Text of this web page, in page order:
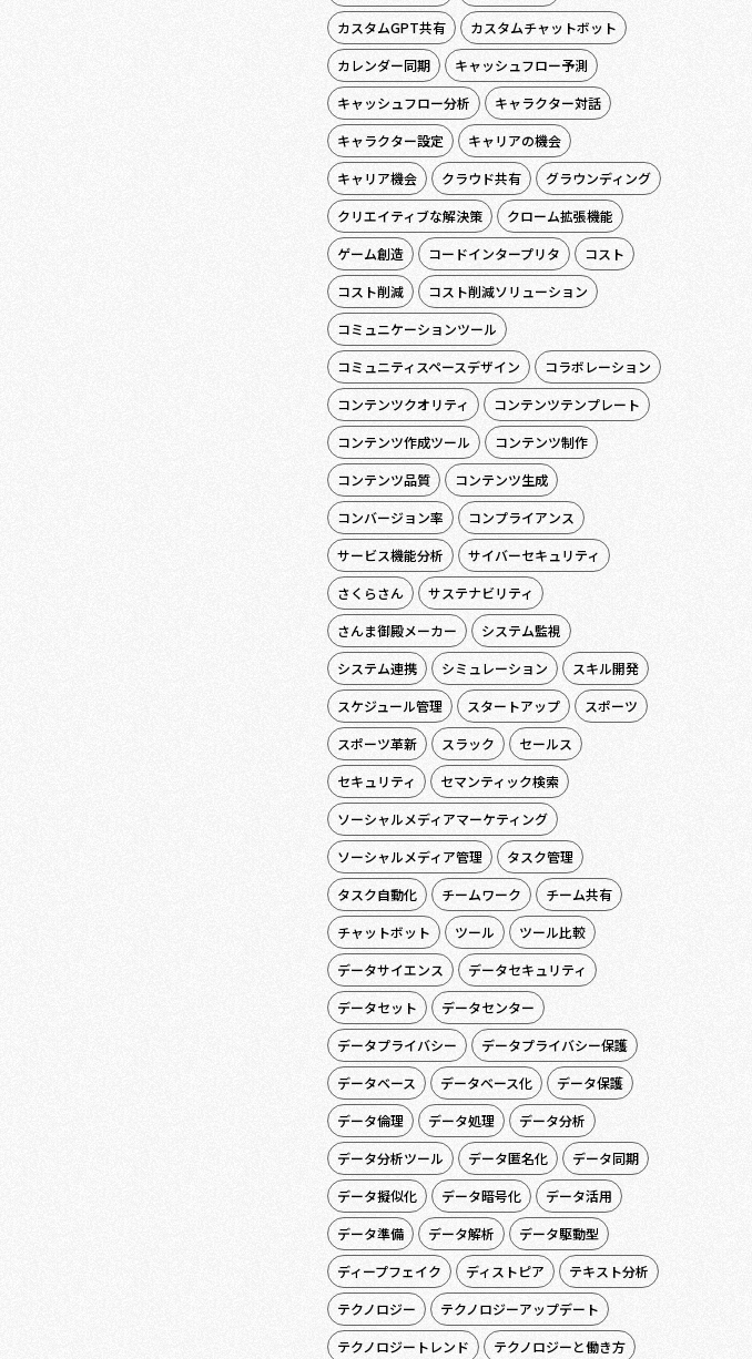
カスタムGPT共有
カスタムチャットボット
カレンダー同期
キャッシュフロー予測
キャッシュフロー分析
キャラクター対話
キャラクター設定
キャリアの機会
キャリア機会
クラウド共有
グラウンディング
クリエイティブな解決策
クローム拡張機能
ゲーム創造
コードインタープリタ
コスト
コスト削減
コスト削減ソリューション
コミュニケーションツール
コミュニティスペースデザイン
コラボレーション
コンテンツクオリティ
コンテンツテンプレート
コンテンツ作成ツール
コンテンツ制作
コンテンツ品質
コンテンツ生成
コンバージョン率
コンプライアンス
サービス機能分析
サイバーセキュリティ
さくらさん
サステナビリティ
さんま御殿メーカー
システム監視
システム連携
シミュレーション
スキル開発
スケジュール管理
スタートアップ
スポーツ
スポーツ革新
スラック
セールス
セキュリティ
セマンティック検索
ソーシャルメディアマーケティング
ソーシャルメディア管理
タスク管理
タスク自動化
チームワーク
チーム共有
チャットボット
ツール
ツール比較
データサイエンス
データセキュリティ
データセット
データセンター
データプライバシー
データプライバシー保護
データベース
データベース化
データ保護
データ倫理
データ処理
データ分析
データ分析ツール
データ匿名化
データ同期
データ擬似化
データ暗号化
データ活用
データ準備
データ解析
データ駆動型
ディープフェイク
ディストピア
テキスト分析
テクノロジー
テクノロジーアップデート
テクノロジートレンド
テクノロジーと働き方